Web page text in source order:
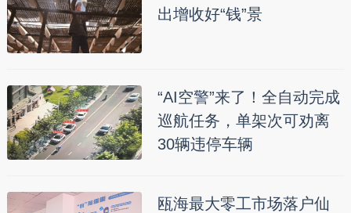
出增收好“钱”景
“AI空警”来了！全自动完成
巡航任务，单架次可劝离
30辆违停车辆
瓯海最大零工市场落户仙